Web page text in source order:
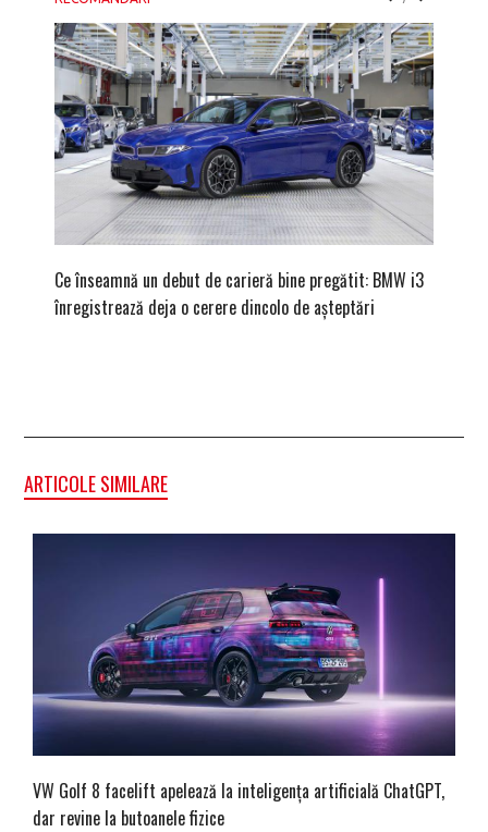
Ce înseamnă un debut de carieră bine pregătit: BMW i3
înregistrează deja o cerere dincolo de așteptări
ARTICOLE SIMILARE
VW Golf 8 facelift apelează la inteligența artificială ChatGPT,
dar revine la butoanele fizice